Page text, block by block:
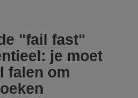
"fail fast"
je moet
falen om